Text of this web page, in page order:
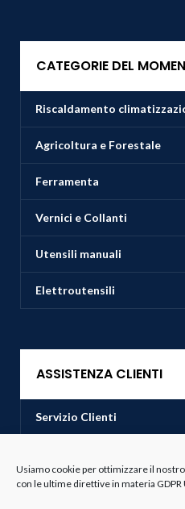
Usiamo cookie per ottimizzare il
con le ultime direttive in materia GDPR
CATEGORIE DEL
Riscaldamento
Agricoltura e Forestale
Ferramenta
Vernici e Collanti
Utensili manuali
Elettroutensili
ASSISTENZA CLIENTI
Servizio Clienti
Resi e Recessi